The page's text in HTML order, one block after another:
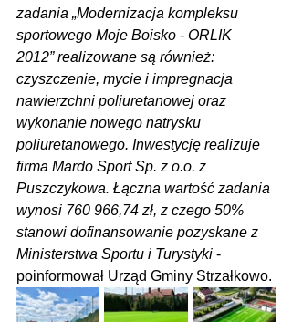
zadania „Modernizacja kompleksu
sportowego Moje Boisko - ORLIK
2012” realizowane są również:
czyszczenie, mycie i impregnacja
nawierzchni poliuretanowej oraz
wykonanie nowego natrysku
poliuretanowego. Inwestycję realizuje
firma Mardo Sport Sp. z o.o. z
Puszczykowa. Łączna wartość zadania
wynosi 760 966,74 zł, z czego 50%
stanowi dofinansowanie pozyskane z
Ministerstwa Sportu i Turystyki -
poinformował Urząd Gminy Strzałkowo.